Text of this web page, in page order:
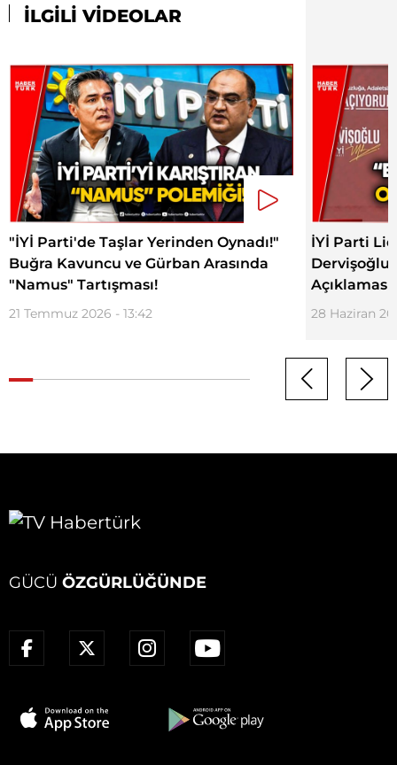
İLGİLİ VİDEOLAR
"İYİ Parti'de Taşlar Yerinden Oynadı!"
Buğra Kavuncu ve Gürban Arasında
"Namus" Tartışması!
21 Temmuz 2026 - 13:42
İYİ Parti
Açıklaması!
28 Haziran
GÜCÜ ÖZGÜRLÜĞÜNDE